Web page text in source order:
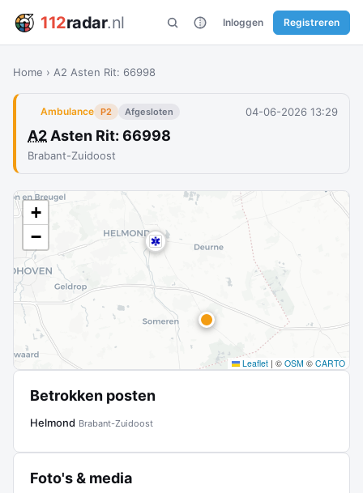
112radar.nl Inloggen Registreren
Home › A2 Asten Rit: 66998
Ambulance P2 Afgesloten 04-06-2026 13:29
A2 Asten Rit: 66998
Brabant-Zuidoost
+
−
Leaflet | © OSM © CARTO
Betrokken posten
Helmond Brabant-Zuidoost
Foto's & media